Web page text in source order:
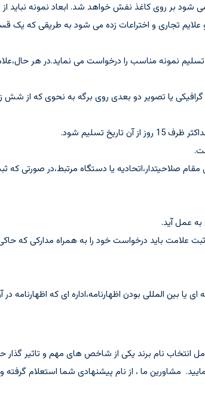
بر روی کاغذ نفش خواهد شد. ابعاد نمونه نباید از
تجاری و اختراعات زده می شود به طریقی که یک
نمونه مناسب را درخواست می نماید.در هر
یا تصویر دو بعدی روی برگه به نحوی که از
باید درخواست خود را به همراه مدارکی که
انتخاب نام برند یکی از شاخص های مهم و تاثیر
مشاورین ما ، از نام پیشنهادی شما استعلام گرفته